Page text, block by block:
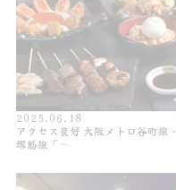
2025.06.18
アクセス良好 大阪メトロ谷町線・
堺筋線「…